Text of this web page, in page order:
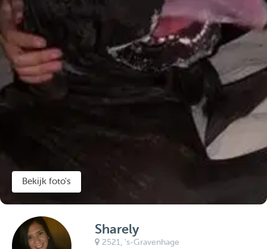
Bekijk foto's
Sharely
2521, 's-Gravenhage